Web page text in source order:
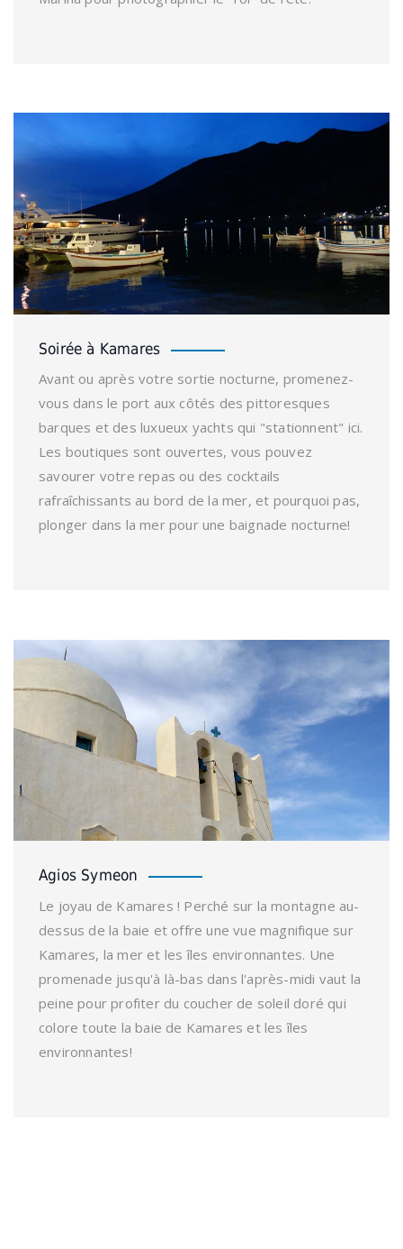
Soirée à Kamares
Avant ou après votre sortie nocturne, promenez-
vous dans le port aux côtés des pittoresques
barques et des luxueux yachts qui "stationnent" ici.
Les boutiques sont ouvertes, vous pouvez
savourer votre repas ou des cocktails
rafraîchissants au bord de la mer, et pourquoi pas,
plonger dans la mer pour une baignade nocturne!
Agios Symeon
Le joyau de Kamares ! Perché sur la montagne au-
dessus de la baie et offre une vue magnifique sur
Kamares, la mer et les îles environnantes. Une
promenade jusqu'à là-bas dans l'après-midi vaut la
peine pour profiter du coucher de soleil doré qui
colore toute la baie de Kamares et les îles
environnantes!